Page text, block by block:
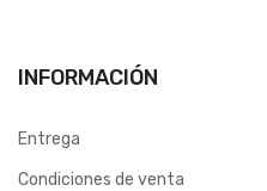
INFORMACIÓN
Entrega
Condiciones de venta